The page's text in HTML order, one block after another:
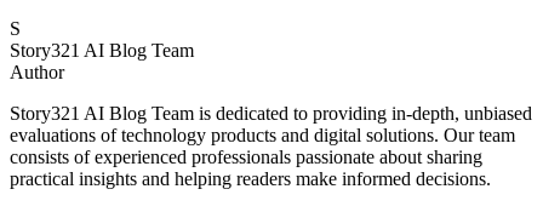
S
Story321 AI Blog Team
Author
Story321 AI Blog Team is dedicated to providing in-depth, unbiased
evaluations of technology products and digital solutions. Our team
consists of experienced professionals passionate about sharing
practical insights and helping readers make informed decisions.